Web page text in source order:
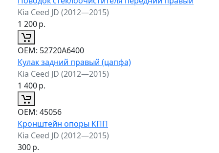
Kia Ceed JD (2012—2015)
1 200р.
ОЕМ: 52720A6400
Кулак задний правый (цапфа)
Kia Ceed JD (2012—2015)
1 400р.
ОЕМ: 45056
Кронштейн опоры КПП
Kia Ceed JD (2012—2015)
300р.